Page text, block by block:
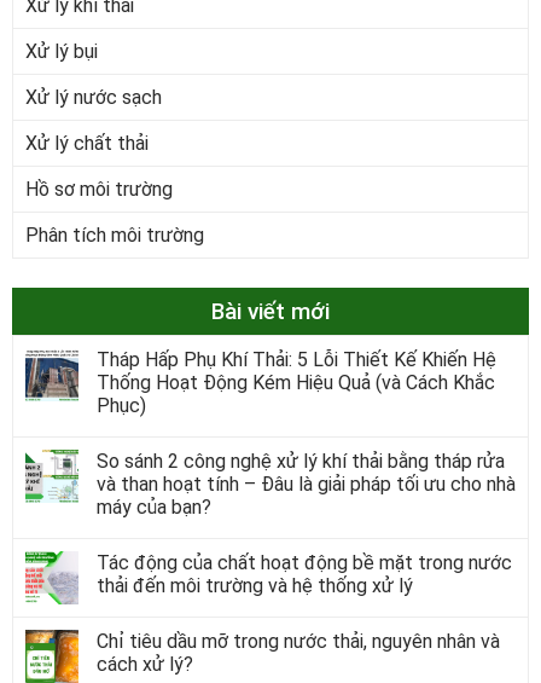
Xử lý khí thải
Xử lý bụi
Xử lý nước sạch
Xử lý chất thải
Hồ sơ môi trường
Phân tích môi trường
Bài viết mới
Tháp Hấp Phụ Khí Thải: 5 Lỗi Thiết Kế Khiến Hệ
Thống Hoạt Động Kém Hiệu Quả (và Cách Khắc
Phục)
So sánh 2 công nghệ xử lý khí thải bằng tháp rửa
và than hoạt tính – Đâu là giải pháp tối ưu cho nhà
máy của bạn?
Tác động của chất hoạt động bề mặt trong nước
thải đến môi trường và hệ thống xử lý
Chỉ tiêu dầu mỡ trong nước thải, nguyên nhân và
cách xử lý?